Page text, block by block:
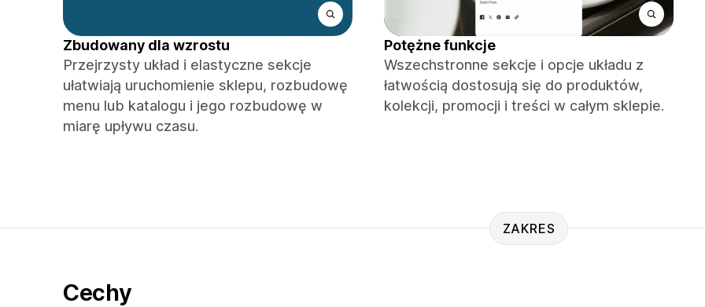
Zbudowany dla wzrostu
Przejrzysty układ i elastyczne sekcje
ułatwiają uruchomienie sklepu, rozbudowę
menu lub katalogu i jego rozbudowę w
miarę upływu czasu.
Potężne funkcje
Wszechstronne sekcje i opcje układu z
łatwością dostosują się do produktów,
kolekcji, promocji i treści w całym sklepie.
ZAKRES
Cechy